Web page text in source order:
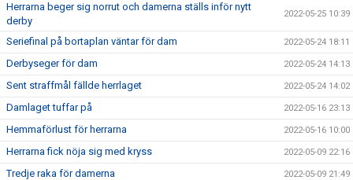
Herrarna beger sig norrut och damerna ställs inför nytt
derby
2022-05-25 10:39
Seriefinal på bortaplan väntar för dam 2022-05-24 18:11
Derbyseger för dam 2022-05-24 14:13
Sent straffmål fällde herrlaget 2022-05-24 14:02
Damlaget tuffar på 2022-05-16 23:13
Hemmaförlust för herrarna 2022-05-16 10:00
Herrarna fick nöja sig med kryss 2022-05-09 22:16
Tredje raka för damerna 2022-05-09 21:49